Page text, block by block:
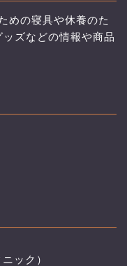
めの寝具や休養のた
ズなどの情報や商品
ック）